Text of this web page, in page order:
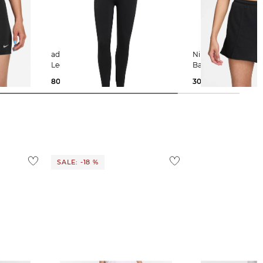
adidas Performance | Damen
Leggings OPTIMÈ 7/8
80,00 €
Nike | Damen Shorts aus
30,00 €
39,99 €
SALE: -18 %